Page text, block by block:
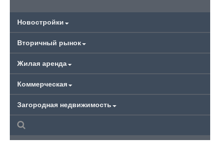
Новостройки
Вторичный рынок
Жилая аренда
Коммерческая
Загородная недвижимость